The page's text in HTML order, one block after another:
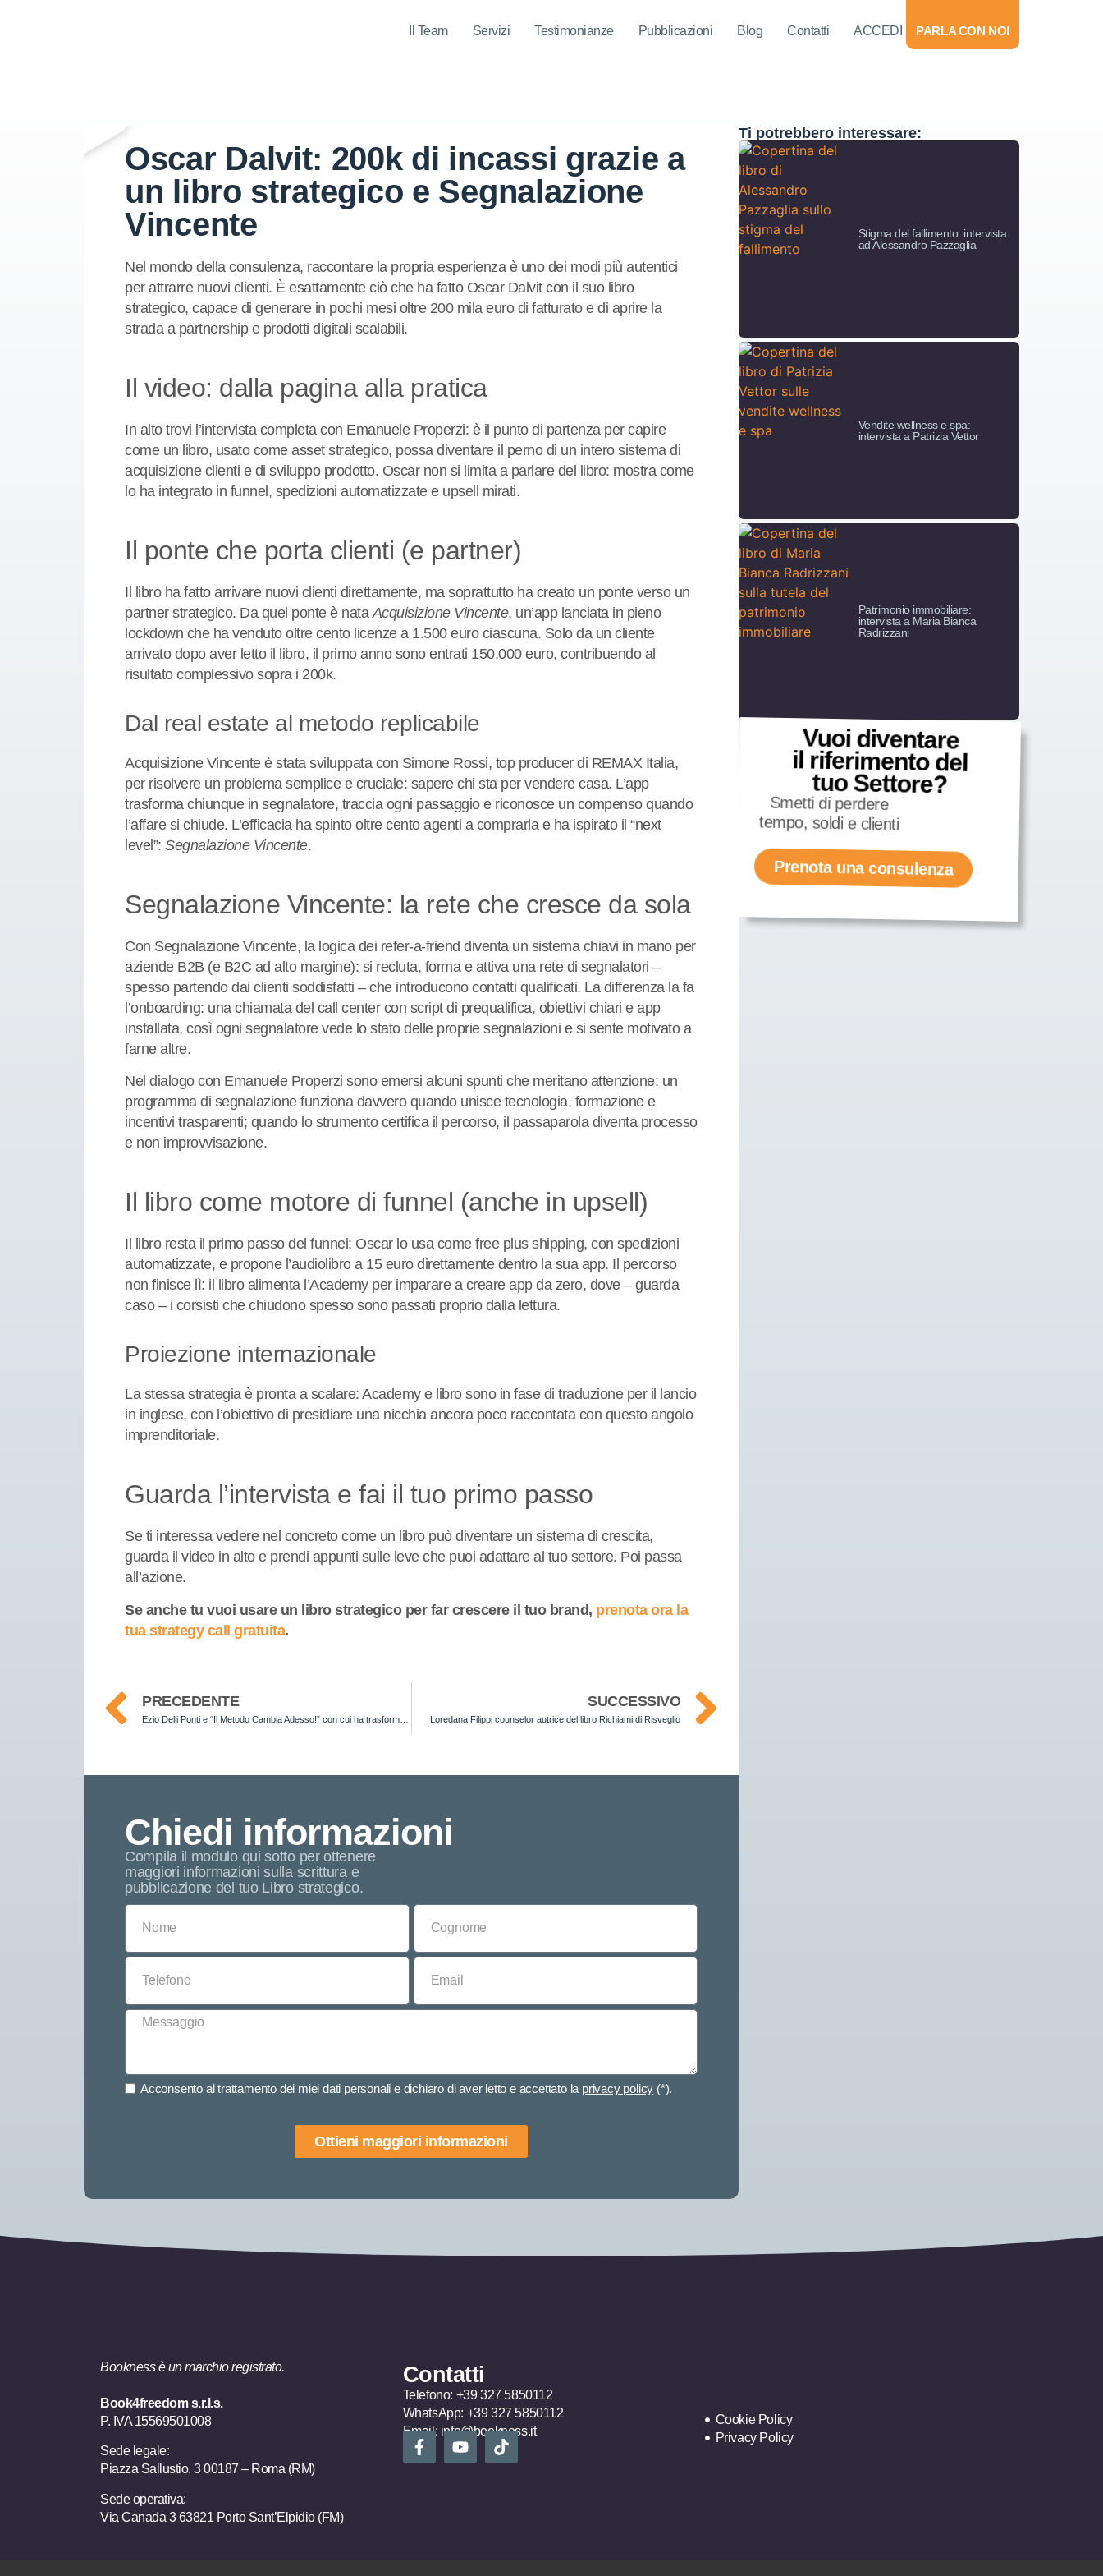
Il Team Servizi Testimonianze Pubblicazioni Blog Contatti ACCEDI PARLA CON NOI
Oscar Dalvit: 200k di incassi grazie a
un libro strategico e Segnalazione
Vincente
Nel mondo della consulenza, raccontare la propria esperienza è uno dei modi più autentici
per attrarre nuovi clienti. È esattamente ciò che ha fatto Oscar Dalvit con il suo libro
strategico, capace di generare in pochi mesi oltre 200 mila euro di fatturato e di aprire la
strada a partnership e prodotti digitali scalabili.
Il video: dalla pagina alla pratica
In alto trovi l’intervista completa con Emanuele Properzi: è il punto di partenza per capire
come un libro, usato come asset strategico, possa diventare il perno di un intero sistema di
acquisizione clienti e di sviluppo prodotto. Oscar non si limita a parlare del libro: mostra come
lo ha integrato in funnel, spedizioni automatizzate e upsell mirati.
Il ponte che porta clienti (e partner)
Il libro ha fatto arrivare nuovi clienti direttamente, ma soprattutto ha creato un ponte verso un
partner strategico. Da quel ponte è nataAcquisizione Vincente, un’app lanciata in pieno
lockdown che ha venduto oltre cento licenze a 1.500 euro ciascuna. Solo da un cliente
arrivato dopo aver letto il libro, il primo anno sono entrati 150.000 euro, contribuendo al
risultato complessivo sopra i 200k.
Dal real estate al metodo replicabile
Acquisizione Vincente è stata sviluppata con Simone Rossi, top producer di REMAX Italia,
per risolvere un problema semplice e cruciale: sapere chi sta per vendere casa. L’app
trasforma chiunque in segnalatore, traccia ogni passaggio e riconosce un compenso quando
l’affare si chiude. L’efficacia ha spinto oltre cento agenti a comprarla e ha ispirato il “next
level”: Segnalazione Vincente.
Segnalazione Vincente: la rete che cresce da sola
Con Segnalazione Vincente, la logica dei refer-a-friend diventa un sistema chiavi in mano per
aziende B2B (e B2C ad alto margine): si recluta, forma e attiva una rete di segnalatori –
spesso partendo dai clienti soddisfatti – che introducono contatti qualificati. La differenza la fa
l’onboarding: una chiamata del call center con script di prequalifica, obiettivi chiari e app
installata, così ogni segnalatore vede lo stato delle proprie segnalazioni e si sente motivato a
farne altre.
Nel dialogo con Emanuele Properzi sono emersi alcuni spunti che meritano attenzione: un
programma di segnalazione funziona davvero quando unisce tecnologia, formazione e
incentivi trasparenti; quando lo strumento certifica il percorso, il passaparola diventa processo
e non improvvisazione.
Il libro come motore di funnel (anche in upsell)
Il libro resta il primo passo del funnel: Oscar lo usa come free plus shipping, con spedizioni
automatizzate, e propone l’audiolibro a 15 euro direttamente dentro la sua app. Il percorso
non finisce lì: il libro alimenta l’Academy per imparare a creare app da zero, dove – guarda
caso – i corsisti che chiudono spesso sono passati proprio dalla lettura.
Proiezione internazionale
La stessa strategia è pronta a scalare: Academy e libro sono in fase di traduzione per il lancio
in inglese, con l’obiettivo di presidiare una nicchia ancora poco raccontata con questo angolo
imprenditoriale.
Guarda l’intervista e fai il tuo primo passo
Se ti interessa vedere nel concreto come un libro può diventare un sistema di crescita,
guarda il video in alto e prendi appunti sulle leve che puoi adattare al tuo settore. Poi passa
all’azione.
Se anche tu vuoi usare un libro strategico per far crescere il tuo brand, prenota ora la
tua strategy call gratuita.
PRECEDENTE SUCCESSIVO
Loredana Filippi counselor autrice del libro Richiami di Risveglio
Chiedi informazioni
Compila il modulo qui sotto per ottenere
maggiori informazioni sulla scrittura e
pubblicazione del tuo Libro strategico.
Acconsento al trattamento dei miei dati personali e dichiaro di aver letto e accettato la privacy policy (*).
Ottieni maggiori informazioni
Ti potrebbero interessare:
Stigma del fallimento: intervista
ad Alessandro Pazzaglia
Vendite wellness e spa:
intervista a Patrizia Vettor
Patrimonio immobiliare:
intervista a Maria Bianca
Radrizzani
Vuoi diventare
il riferimento del
tuo Settore?
Smetti di perdere
tempo, soldi e clienti
Prenota una consulenza
Bookness è un marchio registrato.
Book4freedom s.r.l.s.
P. IVA ​15569501008
Sede legale:
Piazza Sallustio, 3 00187 – Roma (RM)
Sede operativa:
Via Canada 3 63821 Porto Sant’Elpidio (FM)
Contatti
Telefono: +39 327 5850112
WhatsApp: +39 327 5850112
Email: info@bookness.it
Cookie Policy
Privacy Policy